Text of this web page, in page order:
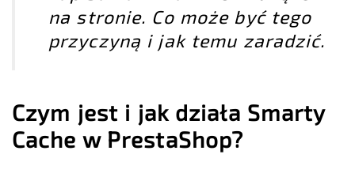
na stronie. Co może być tego
przyczyną i jak temu zaradzić.
Czym jest i jak działa Smarty
Cache w PrestaShop?